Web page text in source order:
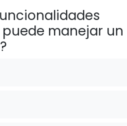
manejar un